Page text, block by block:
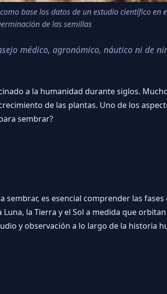
base los datos de un estudio científico en
de las semillas
médico, agronómico, náutico ni de
a la humanidad durante siglos.
de las plantas. Uno de los
sembrar?
es esencial comprender las
la Tierra y el Sol a medida que
y observación a lo largo de la historia